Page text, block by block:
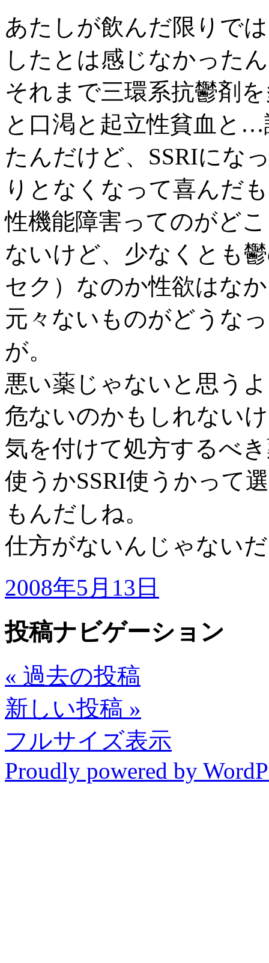
あたしが飲んだ限りで
したとは感じなかった
それまで三環系抗鬱剤
と口渇と起立性貧血と
たんだけど、SSRIにな
りとなくなって喜んだ
性機能障害ってのがど
ないけど、少なくとも
セク）なのか性欲はな
元々ないものがどうな
が。
悪い薬じゃないと思う
危ないのかもしれない
気を付けて処方するべ
使うかSSRI使うかって
もんだしね。
仕方がないんじゃない
2008年5月13日
投稿ナビゲーション
« 過去の投稿
新しい投稿 »
フルサイズ表示
Proudly powered by